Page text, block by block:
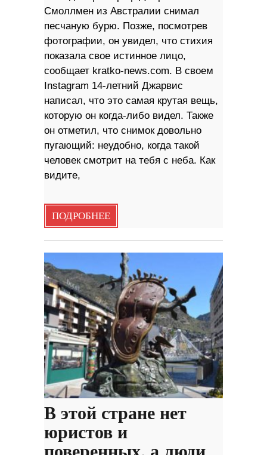
Смоллмен из Австралии снимал
песчаную бурю. Позже, посмотрев
фотографии, он увидел, что стихия
показала свое истинное лицо,
сообщает kratko-news.com. В своем
Instagram 14-летний Джарвис
написал, что это самая крутая вещь,
которую он когда-либо видел. Также
он отметил, что снимок довольно
пугающий: неудобно, когда такой
человек смотрит на тебя с неба. Как
видите,
ПОДРОБНЕЕ
В этой стране нет
юристов и